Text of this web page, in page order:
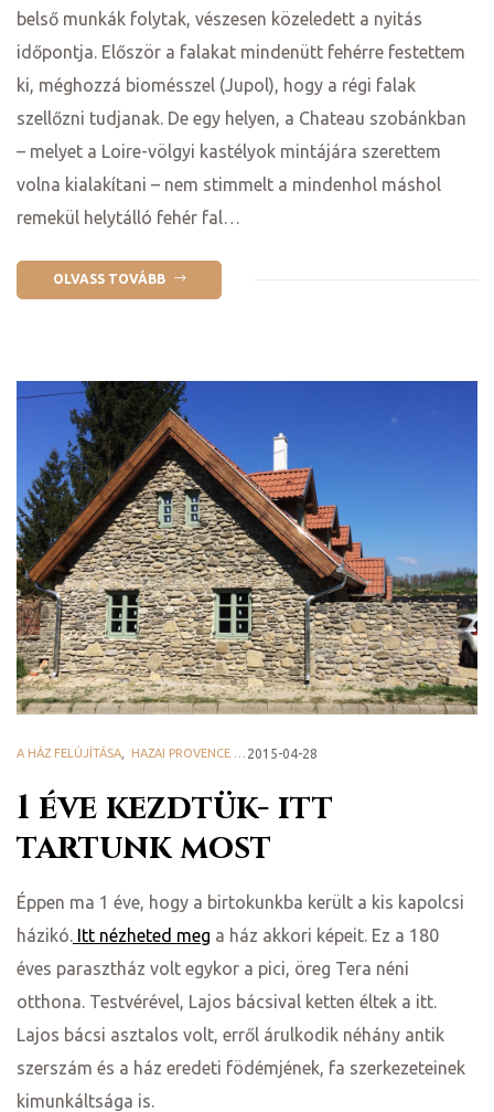
belső munkák folytak, vészesen közeledett a nyitás
időpontja. Először a falakat mindenütt fehérre festettem
ki, méghozzá biomésszel (Jupol), hogy a régi falak
szellőzni tudjanak. De egy helyen, a Chateau szobánkban
– melyet a Loire-völgyi kastélyok mintájára szerettem
volna kialakítani – nem stimmelt a mindenhol máshol
remekül helytálló fehér fal…
OLVASS TOVÁBB
1 éve kezdtük- itt
tartunk most
A HÁZ FELÚJÍTÁSA HAZAI PROVENCE BLOG 2015-04-28
Éppen ma 1 éve, hogy a birtokunkba került a kis kapolcsi
házikó. Itt nézheted meg a ház akkori képeit. Ez a 180
éves parasztház volt egykor a pici, öreg Tera néni
otthona. Testvérével, Lajos bácsival ketten éltek a itt.
Lajos bácsi asztalos volt, erről árulkodik néhány antik
szerszám és a ház eredeti födémjének, fa szerkezeteinek
kimunkáltsága is.